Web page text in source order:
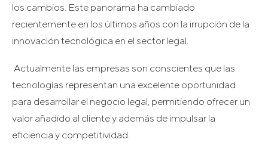
los cambios. Este panorama ha cambiado
recientemente en los últimos años con la irrupción de la
innovación tecnológica en el sector legal.
Actualmente las empresas son conscientes que las
tecnologías representan una excelente oportunidad
para desarrollar el negocio legal, permitiendo ofrecer un
valor añadido al cliente y además de impulsar la
eficiencia y competitividad.